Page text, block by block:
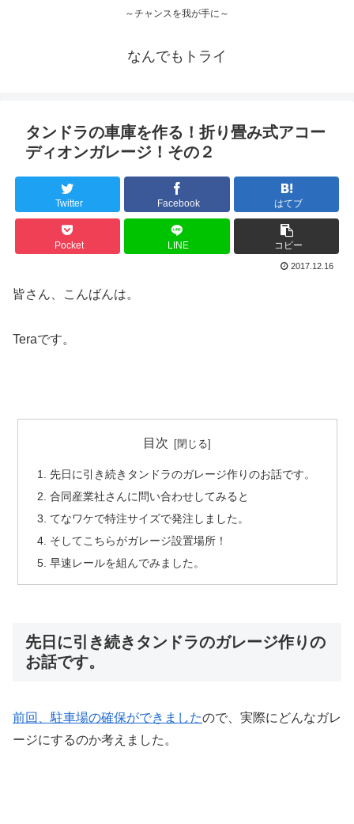
～チャンスを我が手に～
なんでもトライ
タンドラの車庫を作る！折り畳み式アコー
ディオンガレージ！その２
Twitter Facebook はてブ
Pocket LINE コピー
2017.12.16
皆さん、こんばんは。
Teraです。
目次
先日に引き続きタンドラのガレージ作りのお話です。
合同産業社さんに問い合わせしてみると
てなワケで特注サイズで発注しました。
そしてこちらがガレージ設置場所！
早速レールを組んでみました。
先日に引き続きタンドラのガレージ作りの
お話です。
前回、駐車場の確保ができましたので、実際にどんなガレ
ージにするのか考えました。